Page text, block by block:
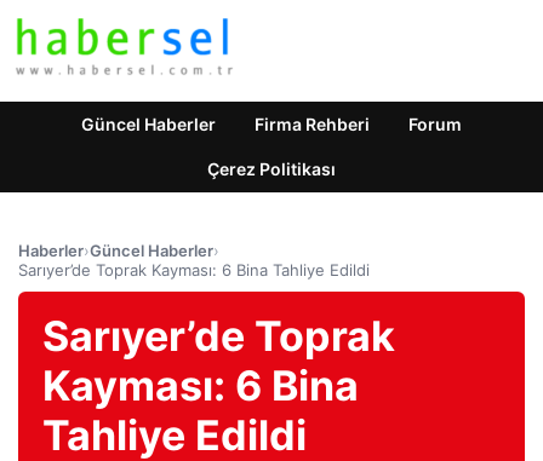
Güncel Haberler Firma Rehberi Forum
Çerez Politikası
Haberler›Güncel Haberler›
Sarıyer’de Toprak Kayması: 6 Bina Tahliye Edildi
Sarıyer’de Toprak
Kayması: 6 Bina
Tahliye Edildi